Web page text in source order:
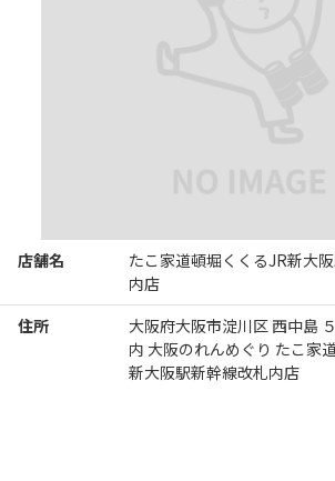
店舗名
たこ家道頓堀くくるJR新大
内店
住所
大阪府大阪市淀川区 西中島
内 大阪のれんめぐり たこ家
新大阪駅新幹線改札内店